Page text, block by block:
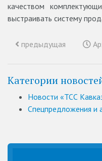
качеством
выстраивать систему
предыдущая
Категории
Новости «ТСС
Спецпредложения и